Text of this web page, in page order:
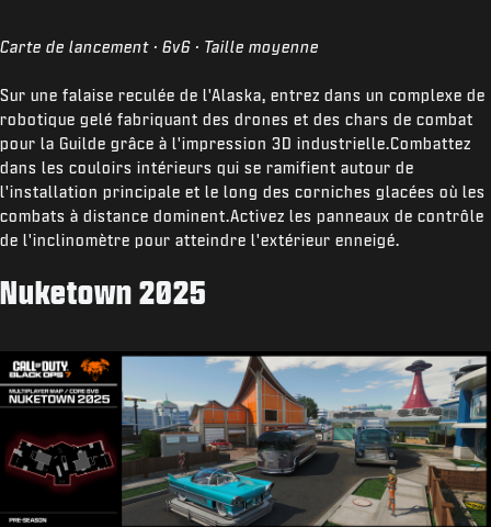
Carte de lancement · 6v6 · Taille moyenne
Sur une falaise reculée de l'Alaska, entrez dans un complexe de
robotique gelé fabriquant des drones et des chars de combat
pour la Guilde grâce à l'impression 3D industrielle.Combattez
dans les couloirs intérieurs qui se ramifient autour de
l'installation principale et le long des corniches glacées où les
combats à distance dominent.Activez les panneaux de contrôle
de l'inclinomètre pour atteindre l'extérieur enneigé.
Nuketown 2025